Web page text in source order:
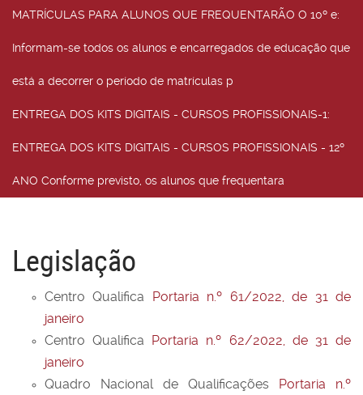
MATRÍCULAS PARA ALUNOS QUE FREQUENTARÃO O 10º e:
Informam-se todos os alunos e encarregados de educação que
está a decorrer o período de matrículas p
ENTREGA DOS KITS DIGITAIS - CURSOS PROFISSIONAIS-1:
ENTREGA DOS KITS DIGITAIS - CURSOS PROFISSIONAIS - 12º
ANO Conforme previsto, os alunos que frequentara
Legislação
Centro Qualifica Portaria n.º 61/2022, de 31 de
janeiro
Centro Qualifica Portaria n.º 62/2022, de 31 de
janeiro
Quadro Nacional de Qualificações Portaria n.º